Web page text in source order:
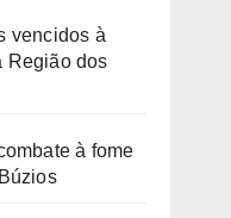
vencidos à
Região dos
à fome